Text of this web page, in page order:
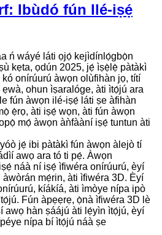
Ibùdó fún Ilé-iṣẹ́
ń wáyé láti ọjọ́ kejìdínlọ́gbọ̀n
kẹta, ọdún 2025, jẹ́ ìṣẹ̀lẹ̀ pàtàkì
onírúurú àwọn olùfihàn jọ, títí
ohun ìṣaralóge, àti ìtọ́jú ara
fún àwọn ilé-iṣẹ́ láti ṣe àfihàn
ẹ̀rọ, àti iṣẹ́ wọn, àti fún àwọn
mọ́ àwọn àǹfààní iṣẹ́ tuntun àti
jẹ́ ibi pàtàkì fún àwọn àlejò tí
awọ ara tó ti pẹ́. Àwọn
náà ní iṣẹ́ ìfiwéra onírúurú, èyí
mẹ́rin, àti ìfiwéra 3D. Èyí
kíákíá, àti ìmòye nípa ipò
Fún àpẹẹrẹ, ọ̀nà ìfiwéra 3D lè
awọ hàn ṣáájú àti lẹ́yìn ìtọ́jú, èyí
nípa bí ìtọ́jú náà ṣe